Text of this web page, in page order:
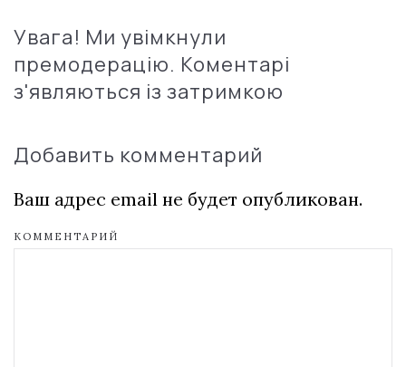
Увага! Ми увімкнули
премодерацію. Коментарі
з'являються із затримкою
Добавить комментарий
Ваш адрес email не будет опубликован.
КОММЕНТАРИЙ